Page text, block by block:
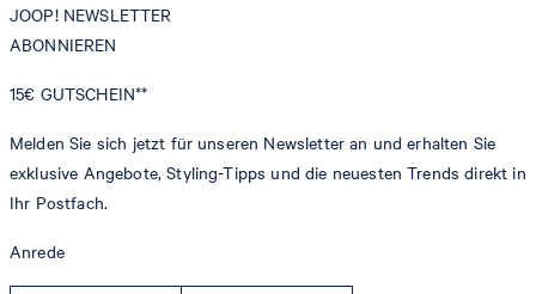
JOOP! NEWSLETTER
ABONNIEREN
15€ GUTSCHEIN**
Melden Sie sich jetzt für unseren Newsletter an und erhalten Sie
exklusive Angebote, Styling-Tipps und die neuesten Trends direkt in
Ihr Postfach.
Anrede